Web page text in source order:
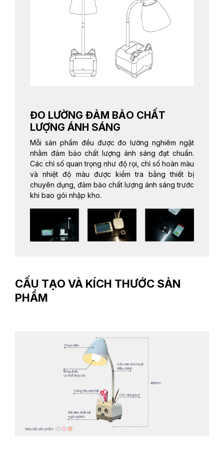
ĐO LƯỜNG ĐẢM BẢO CHẤT
LƯỢNG ÁNH SÁNG
Mỗi sản phẩm đều được đo lường nghiêm ngặt
nhằm đảm bảo chất lượng ánh sáng đạt chuẩn.
Các chỉ số quan trọng như độ rọi, chỉ số hoàn màu
và nhiệt độ màu được kiểm tra bằng thiết bị
chuyên dụng, đảm bảo chất lượng ánh sáng trước
khi bao gói nhập kho.
CẤU TẠO VÀ KÍCH THƯỚC SẢN
PHẨM